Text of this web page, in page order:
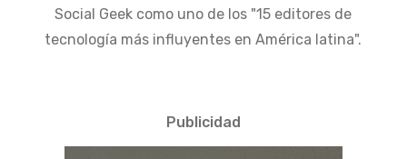
Social Geek como uno de los "15 editores de
tecnología más influyentes en América latina".
Publicidad